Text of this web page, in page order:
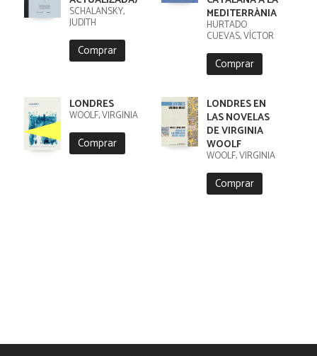
SCHALANSKY,
JUDITH
Comprar
MEDITERRÀNIA
HURTADO
CUEVAS, VÍCTOR
Comprar
LONDRES
WOOLF, VIRGINIA
Comprar
LONDRES EN
LAS NOVELAS
DE VIRGINIA
WOOLF
WOOLF, VIRGINIA
Comprar